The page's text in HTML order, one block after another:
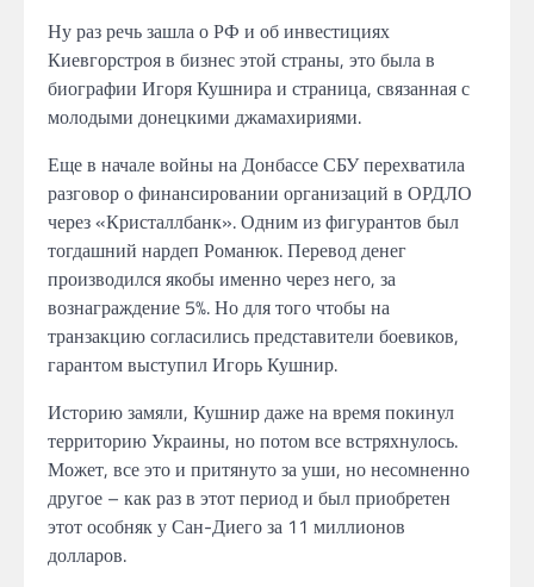
Ну раз речь зашла о РФ и об инвестициях
Киевгорстроя в бизнес этой страны, это была в
биографии Игоря Кушнира и страница, связанная с
молодыми донецкими джамахириями.
Еще в начале войны на Донбассе СБУ перехватила
разговор о финансировании организаций в ОРДЛО
через «Кристаллбанк». Одним из фигурантов был
тогдашний нардеп Романюк. Перевод денег
производился якобы именно через него, за
вознаграждение 5%. Но для того чтобы на
транзакцию согласились представители боевиков,
гарантом выступил Игорь Кушнир.
Историю замяли, Кушнир даже на время покинул
территорию Украины, но потом все встряхнулось.
Может, все это и притянуто за уши, но несомненно
другое – как раз в этот период и был приобретен
этот особняк у Сан-Диего за 11 миллионов
долларов.